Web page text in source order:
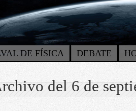
DE FÍSICA DEBATE
del 6 de